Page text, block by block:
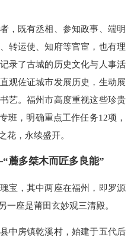
既有丞相、参知政事、端明
转运使、知府等官宦，也有理
录了古城的历史文化与人事活
观佐证城市发展历史，生动展
艺。福州市高度重视这些珍贵
班，明确重点工作任务12项，
花，永续盛开。
多桀木而匠多良能”
，其中两座在福州，即罗源
一座是莆田玄妙观三清殿。
房镇乾溪村，始建于五代后